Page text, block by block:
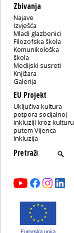
Zbivanja
Najave
Izvješća
Mladi glazbenici
Filozofska škola
Komunikološka
škola
Medijski susreti
Knjižara
Galerija
EU Projekt
Uključiva kultura -
potpora socijalnoj
inkluziji kroz kulturu
putem Vijenca
Inkluzija